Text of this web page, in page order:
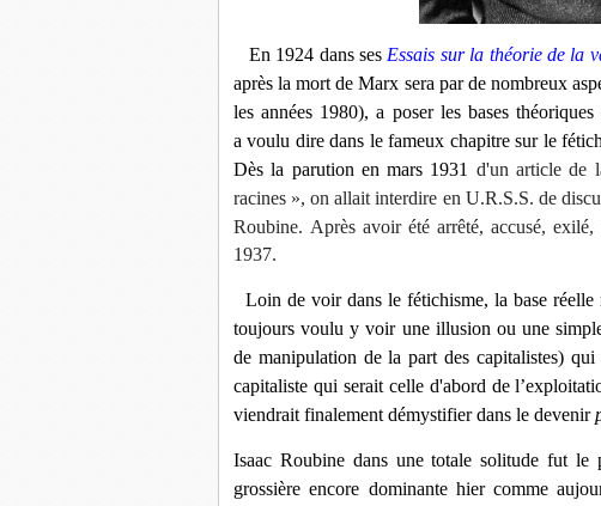
En 1924 dans ses Essais sur la théorie de la
après la mort de Marx sera par de nombreux
les années 1980), a poser les bases
a voulu dire dans le fameux chapitre sur le
Dès la parution en mars 1931 d'un article de
racines »,on allait interdire en U.R.S.S. de
Roubine. Après avoir été arrêté, accusé, exilé,
1937.
Loin de voir dans le fétichisme, la base
toujours voulu y voir une illusion ou une
de manipulation de la part des capitalistes)
capitaliste qui serait celle d'abord de
viendrait finalement démystifier dans le devenir
Isaac Roubine dans une totale solitude fut le
grossière encore dominante hier comme